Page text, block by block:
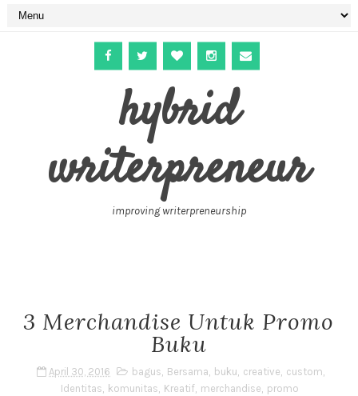
hybrid
writerpreneur
improving writerpreneurship
3 Merchandise Untuk Promo
Buku
April 30, 2016 bagus, Bersama, buku, creative, custom,
Identitas, komunitas, Kreatif, merchandise, promo